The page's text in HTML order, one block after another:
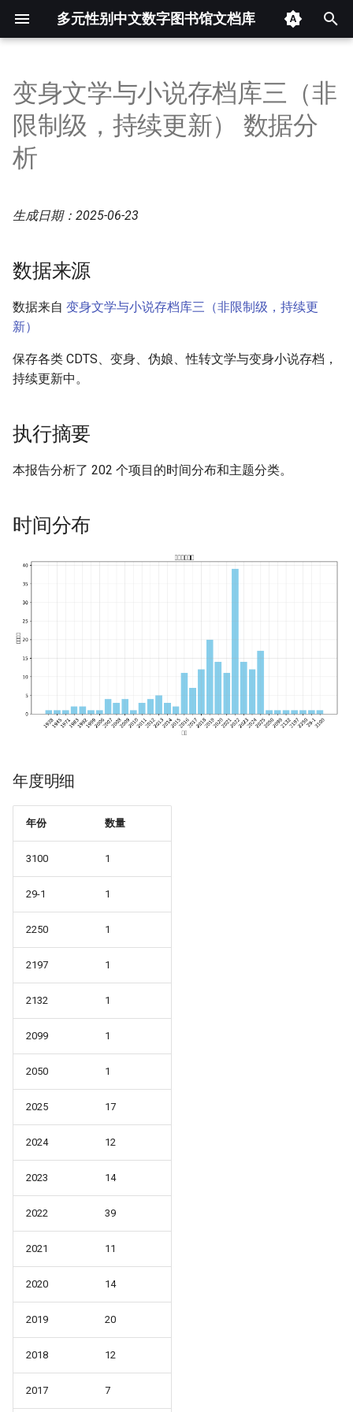
多元性别中文数字图书馆文档库
以
开
始
索
数据来源
执行摘要
年度明细
地区分布
主题分析
标签词云
热门标签
Eunuch
隐秘的现代自阉者（
群体：当身体改造遭遇身
Femboy
解码Z世代的"男娘现象"：
性别革命还是颜值内卷？
🌸扶她文化完全解析：当
长出大OO，打破次元壁的
Transgender
记忆的边界：全球跨性别
与博物馆的建设与实践
图书馆人工智能生成内容标注
与管理政策
Bittorrent 频道食用指南。
变身文学与小说存档库三（非
限制级，持续更新） 数据分
析
生成日期：2025-06-23
数据来源
数据来自 变身文学与小说存档库三（非限制级，持续更
新）
保存各类 CDTS、变身、伪娘、性转文学与变身小说存档，
持续更新中。
执行摘要
本报告分析了 202 个项目的时间分布和主题分类。
时间分布
年度明细
年份 数量
3100 1
29-1 1
2250 1
2197 1
2132 1
2099 1
2050 1
2025 17
2024 12
2023 14
2022 39
2021 11
2020 14
2019 20
2018 12
2017 7